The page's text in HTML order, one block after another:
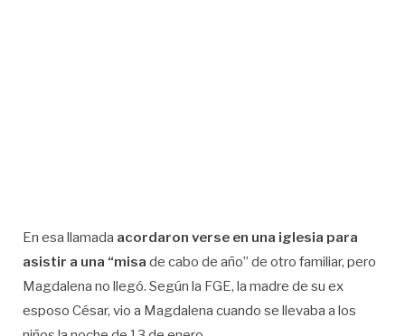
En esa llamada acordaron verse en una iglesia para
asistir a una “misa de cabo de año” de otro familiar, pero
Magdalena no llegó. Según la FGE, la madre de su ex
esposo César, vio a Magdalena cuando se llevaba a los